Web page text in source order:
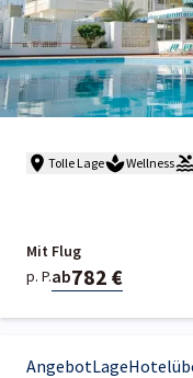
Tolle Lage Wellness
Mit Flug
p. P.ab782 €
AngebotLage